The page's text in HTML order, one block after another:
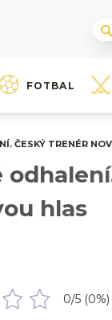
FOTBAL
ČESKÝ TRENÉR
hlas
0/5 (0%)